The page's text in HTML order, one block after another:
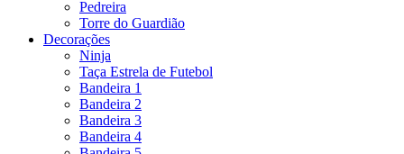
Pedreira
Torre do Guardião
Decorações
Ninja
Taça Estrela de Futebol
Bandeira 1
Bandeira 2
Bandeira 3
Bandeira 4